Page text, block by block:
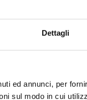
Dettagli
ed annunci, per
sul modo in cui
di
che abbiano
intervento
UdO sociali che
di